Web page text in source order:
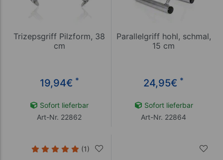
Trizepsgriff Pilzform, 38
cm
19,94€ *
Sofort lieferbar
Art-Nr. 22862
Parallelgriff hohl, schmal,
15 cm
24,95€ *
Sofort lieferbar
Art-Nr. 22864
(1)